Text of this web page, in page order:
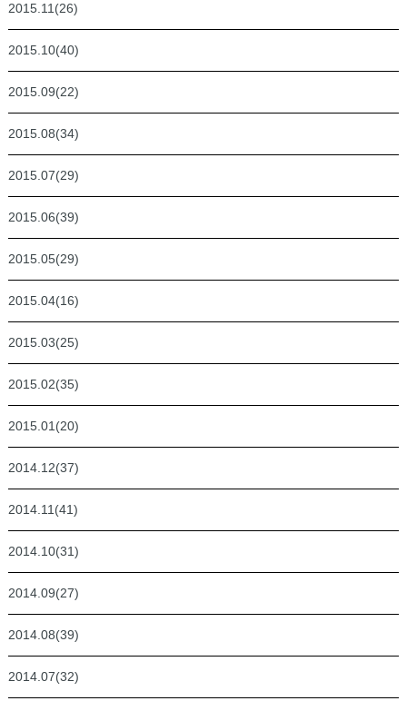
2015.11(26)
2015.10(40)
2015.09(22)
2015.08(34)
2015.07(29)
2015.06(39)
2015.05(29)
2015.04(16)
2015.03(25)
2015.02(35)
2015.01(20)
2014.12(37)
2014.11(41)
2014.10(31)
2014.09(27)
2014.08(39)
2014.07(32)